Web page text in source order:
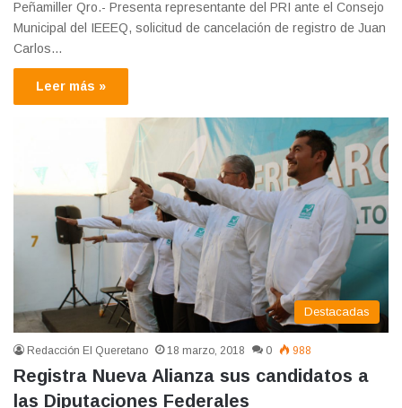
Peñamiller Qro.- Presenta representante del PRI ante el Consejo
Municipal del IEEEQ, solicitud de cancelación de registro de Juan
Carlos…
Leer más »
Destacadas
Redacción El Queretano 18 marzo, 2018 0 988
Registra Nueva Alianza sus candidatos a
las Diputaciones Federales